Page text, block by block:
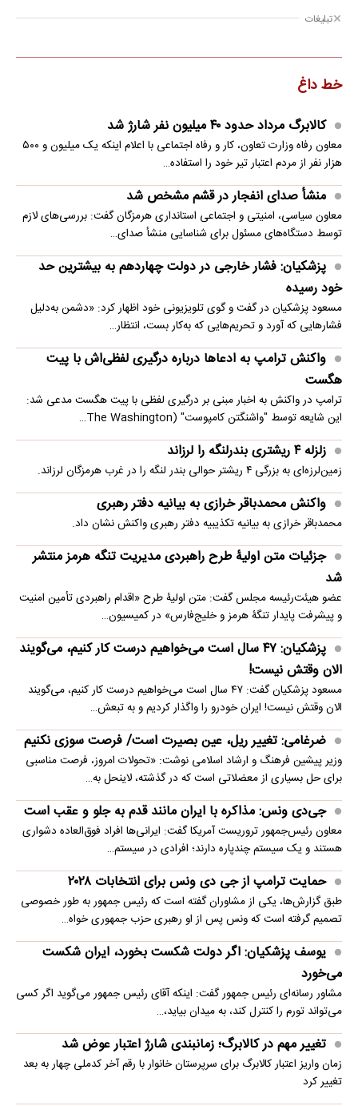
تبلیغات
خط داغ
کالابرگ مرداد حدود ۴۰‌ میلیون نفر شارژ شد
معاون رفاه وزارت تعاون، کار و رفاه اجتماعی با اعلام اینکه یک میلیون و ۵۰۰
هزار نفر از مردم اعتبار تیر خود را استفاده…
منشأ صدای انفجار در قشم مشخص شد
معاون سیاسی، امنیتی و اجتماعی استانداری هرمزگان گفت: بررسی‌های لازم
توسط دستگاه‌های مسئول برای شناسایی منشأ صدای…
پزشکیان: فشار خارجی در دولت چهاردهم به بیشترین حد
خود رسیده
مسعود پزشکیان در گفت و گوی تلویزیونی خود اظهار کرد: «دشمن به‌دلیل
فشارهایی که آورد و تحریم‌هایی که به‌کار بست، انتظار…
واکنش ترامپ به ادعاها درباره درگیری لفظی‌اش با پیت
هگست
ترامپ در واکنش به اخبار مبنی بر درگیری لفظی با پیت هگست مدعی شد:
این شایعه توسط "واشنگتن کامپوست" (The Washington…
زلزله ۴ ریشتری بندرلنگه را لرزاند
زمین‌لرزه‌ای به بزرگی ۴ ریشتر حوالی بندر لنگه را در غرب هرمزگان لرزاند.
واکنش محمدباقر خرازی به بیانیه دفتر رهبری
محمدباقر خرازی به بیانیه تکذیبیه دفتر رهبری واکنش نشان داد.
جزئیات متن اولیۀ طرح راهبردی مدیریت تنگه هرمز منتشر
شد
عضو هیئت‌رئیسه مجلس گفت: متن اولیۀ طرح «اقدام راهبردی تأمین امنیت
و پیشرفت پایدار تنگۀ هرمز و خلیج‌فارس» در کمیسیون…
پزشکیان: ۴۷ سال است می‌خواهیم درست کار کنیم، می‌گویند
الان وقتش نیست!
مسعود پزشکیان گفت: ۴۷ سال است می‌خواهیم درست کار کنیم، می‌گویند
الان وقتش نیست! ایران خودرو را واگذار کردیم و به تبعش…
ضرغامی: تغییر ریل، عین بصیرت است/ فرصت سوزی نکنیم
وزیر پیشین فرهنگ و ارشاد اسلامی نوشت: «تحولات امروز، فرصت مناسبی
برای حل بسیاری از معضلاتی‌ است که در گذشته، لاینحل به…
جی‌دی ونس: مذاکره با ایران مانند قدم به جلو و عقب است
معاون رئیس‌جمهور تروریست آمریکا گفت: ایرانی‌ها افراد فوق‌العاده دشواری
هستند و یک سیستم چندپاره دارند؛ افرادی در سیستم…
حمایت ترامپ از جی دی ونس برای انتخابات ۲۰۲۸
طبق گزارش‌ها، یکی از مشاوران گفته است که رئیس جمهور به طور خصوصی
تصمیم گرفته است که ونس پس از او رهبری حزب جمهوری خواه…
یوسف پزشکیان: اگر دولت شکست بخورد، ایران شکست
می‌خورد
مشاور رسانه‌ای رئیس جمهور گفت: اینکه آقای رئیس جمهور می‌گوید اگر کسی
می‌تواند تورم را کنترل کند، به میدان بیاید،…
تغییر مهم در کالابرگ؛ زمانبندی‌ شارژ اعتبار عوض شد
زمان واریز اعتبار کالابرگ برای سرپرستان خانوار با رقم آخر کدملی چهار به بعد
تغییر کرد